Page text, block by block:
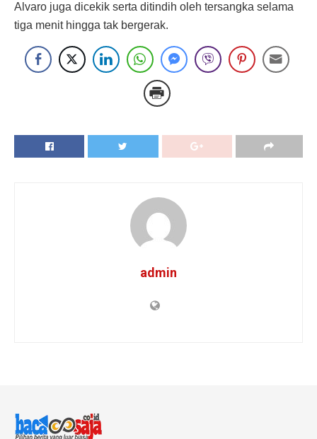
Alvaro juga dicekik serta ditindih oleh tersangka selama
tiga menit hingga tak bergerak.
admin